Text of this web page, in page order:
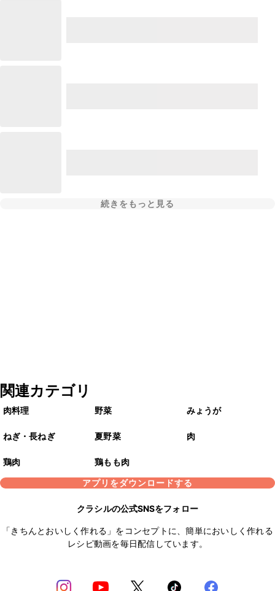
続きをもっと見る
関連カテゴリ
肉料理 野菜 みょうが
ねぎ・長ねぎ 夏野菜 肉
鶏肉
鶏もも肉
アプリをダウンロードする
クラシルの公式SNSをフォロー
「きちんとおいしく作れる」をコンセプトに、簡単においしく作れる
レシピ動画を毎日配信しています。